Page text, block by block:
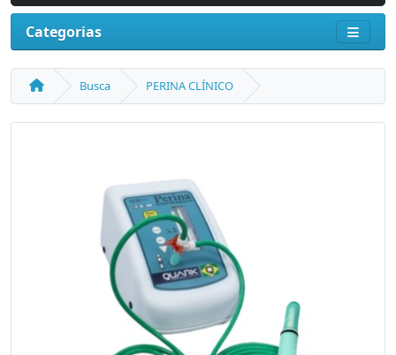
Categorias
Busca PERINA CLÍNICO